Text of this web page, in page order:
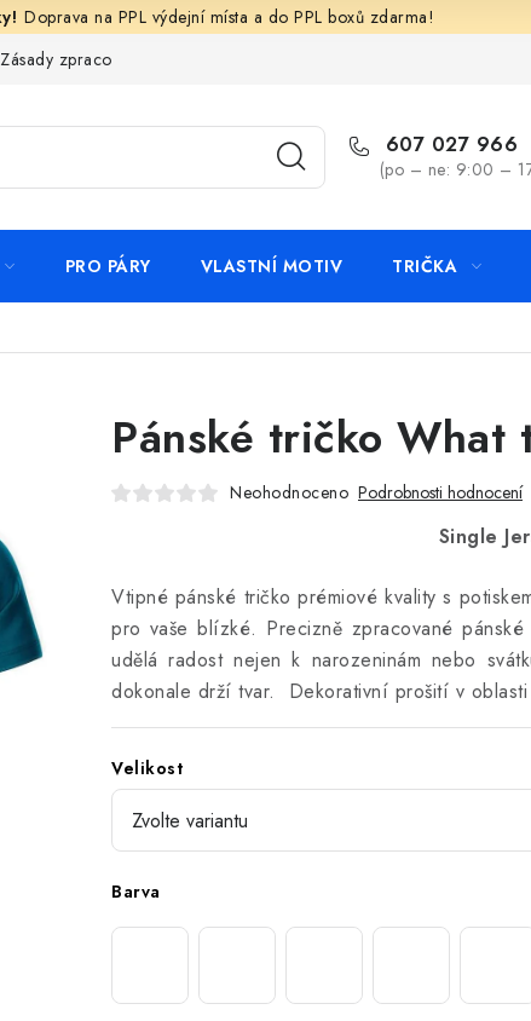
Doprava na PPL výdejní místa a do PPL boxů zdarma!
Zásady zpracování ochrany osobních údajů
607 027 966
(po – ne: 9:00 –
PRO PÁRY VLASTNÍ MOTIV TRIČKA
Pánské tričko What
Neohodnoceno Podrobnosti hodnocení
Single
Vtipné pánské tričko prémiové kvality s
pro vaše blízké. Precizně zpracované
udělá radost nejen k narozeninám nebo
dokonale drží tvar. Dekorativní prošití v oblasti
Velikost
Barva